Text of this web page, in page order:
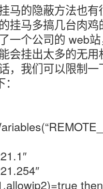
马的隐蔽方法也
挂马多搞几台肉
一个公司的 web
会挂出太多的无
，我们可以限制
then